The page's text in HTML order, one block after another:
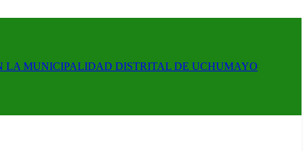
LA MUNICIPALIDAD DISTRITAL DE UCHUMAYO